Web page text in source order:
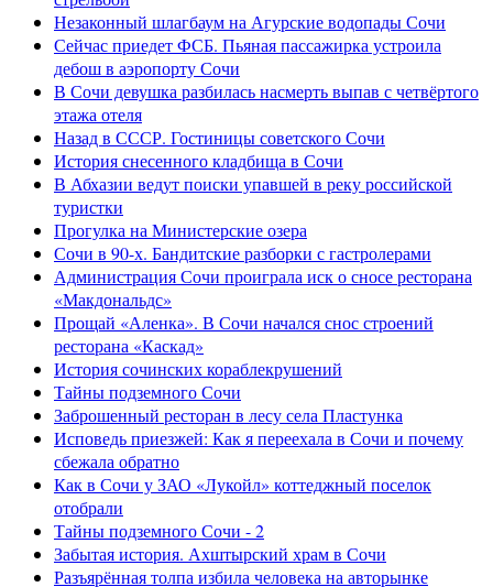
Незаконный шлагбаум на Агурские водопады Сочи
Сейчас приедет ФСБ. Пьяная пассажирка устроила
дебош в аэропорту Сочи
В Сочи девушка разбилась насмерть выпав с четвёртого
этажа отеля
Назад в СССР. Гостиницы советского Сочи
История снесенного кладбища в Сочи
В Абхазии ведут поиски упавшей в реку российской
туристки
Прогулка на Министерские озера
Сочи в 90-х. Бандитские разборки с гастролерами
Администрация Сочи проиграла иск о сносе ресторана
«Макдональдс»
Прощай «Аленка». В Сочи начался снос строений
ресторана «Каскад»
История сочинских кораблекрушений
Тайны подземного Сочи
Заброшенный ресторан в лесу села Пластунка
Исповедь приезжей: Как я переехала в Сочи и почему
сбежала обратно
Как в Сочи у ЗАО «Лукойл» коттеджный поселок
отобрали
Тайны подземного Сочи - 2
Забытая история. Ахштырский храм в Сочи
Разъярённая толпа избила человека на авторынке